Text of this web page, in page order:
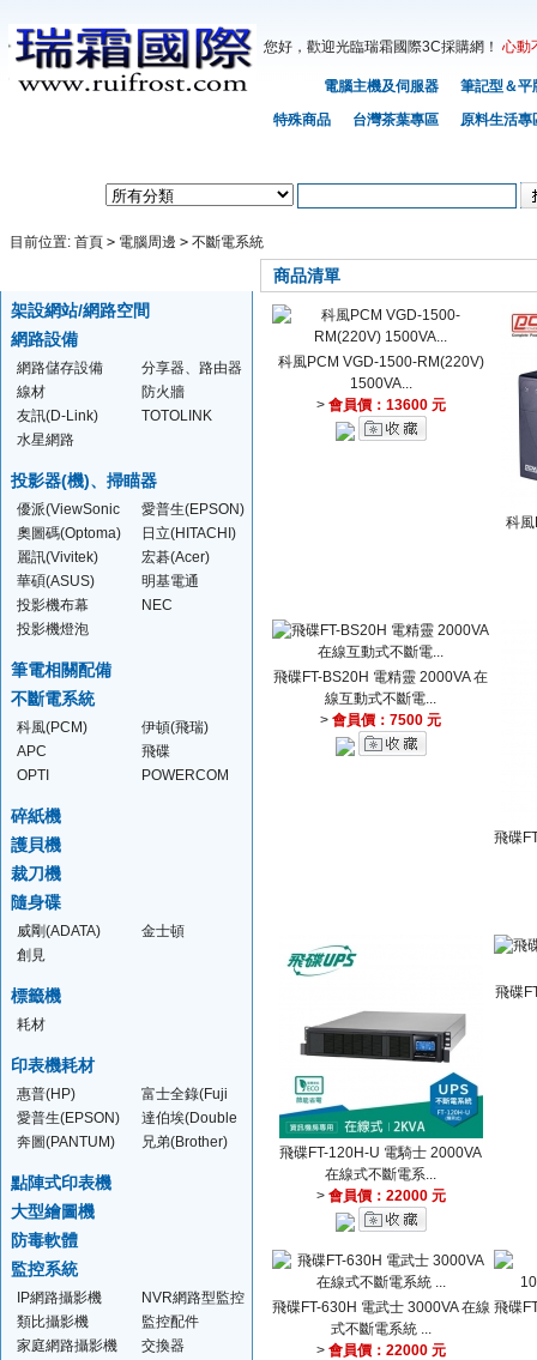
您好，歡迎光臨瑞霜國際3C採購網！ 心動
電腦主機及伺服器
筆記型＆平
特殊商品
台灣茶葉專區 原料生活專
目前位置: 首頁 > 電腦周邊 > 不斷電系統
架設網站/網路空間
網路設備
網路儲存設備
(NSA)
分享器、路由器
線材
防火牆
友訊(D-Link)
TOTOLINK
水星網路
投影器(機)、掃瞄器
優派(ViewSonic
)
愛普生(EPSON)
奧圖碼(Optoma)
日立(HITACHI)
麗訊(Vivitek)
宏碁(Acer)
華碩(ASUS)
明基電通
(BENQ)
投影機布幕
NEC
投影機燈泡
筆電相關配備
不斷電系統
科風(PCM)
伊頓(飛瑞)
(EATON)
APC
飛碟
OPTI
POWERCOM
碎紙機
護貝機
裁刀機
隨身碟
威剛(ADATA)
金士頓
創見
標籤機
耗材
印表機耗材
惠普(HP)
富士全錄(Fuji
Xerox)
愛普生(EPSON)
達伯埃(Double
A)
奔圖(PANTUM) 兄弟(Brother)
點陣式印表機
大型繪圖機
防毒軟體
監控系統
IP網路攝影機
NVR網路型監控
主機
類比攝影機
監控配件
家庭網路攝影機
交換器
商品清單
科風PCM VGD-1500-RM(220V)
1500VA...
> 會員價：13600 元
科
飛碟FT-BS20H 電精靈 2000VA 在
線互動式不斷電...
>會員價：7500 元
飛碟
飛碟FT-120H-U 電騎士 2000VA
在線式不斷電系...
> 會員價：22000 元
飛碟
飛碟FT-630H 電武士 3000VA 在線
式不斷電系統 ...
> 會員價：22000 元
飛碟